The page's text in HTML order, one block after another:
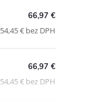
66,97 €
54,45 € bez DPH
66,97 €
54,45 € bez DPH